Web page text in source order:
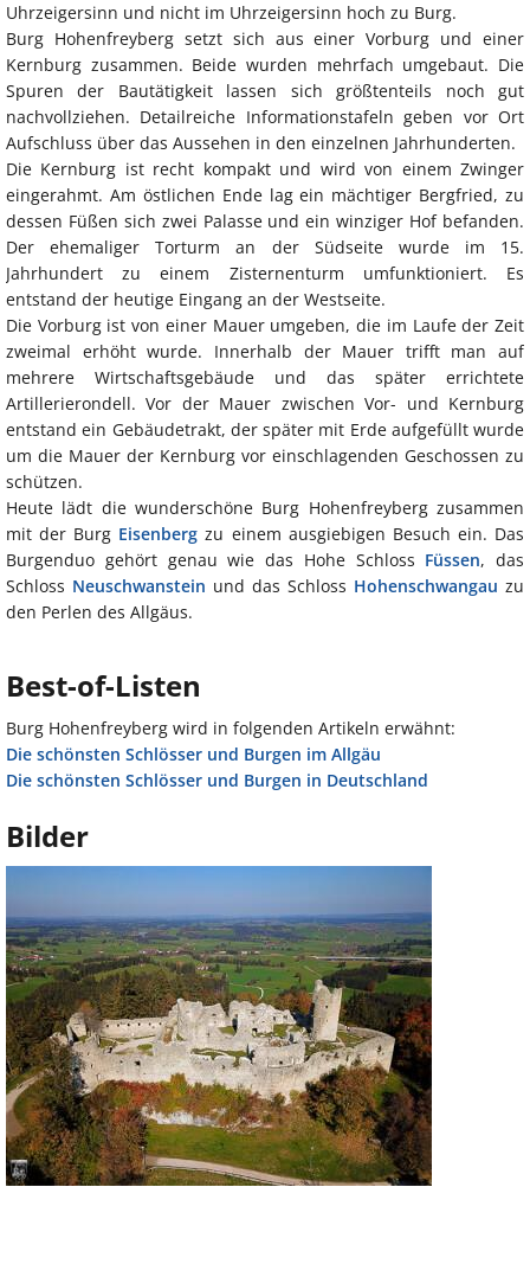
Uhrzeigersinn und nicht im Uhrzeigersinn hoch zu Burg.
Burg Hohenfreyberg setzt sich aus einer Vorburg und einer
Kernburg zusammen. Beide wurden mehrfach umgebaut. Die
Spuren der Bautätigkeit lassen sich größtenteils noch gut
nachvollziehen. Detailreiche Informationstafeln geben vor Ort
Aufschluss über das Aussehen in den einzelnen Jahrhunderten.
Die Kernburg ist recht kompakt und wird von einem Zwinger
eingerahmt. Am östlichen Ende lag ein mächtiger Bergfried, zu
dessen Füßen sich zwei Palasse und ein winziger Hof befanden.
Der ehemaliger Torturm an der Südseite wurde im 15.
Jahrhundert zu einem Zisternenturm umfunktioniert. Es
entstand der heutige Eingang an der Westseite.
Die Vorburg ist von einer Mauer umgeben, die im Laufe der Zeit
zweimal erhöht wurde. Innerhalb der Mauer trifft man auf
mehrere Wirtschaftsgebäude und das später errichtete
Artillerierondell. Vor der Mauer zwischen Vor- und Kernburg
entstand ein Gebäudetrakt, der später mit Erde aufgefüllt wurde
um die Mauer der Kernburg vor einschlagenden Geschossen zu
schützen.
Heute lädt die wunderschöne Burg Hohenfreyberg zusammen
mit der Burg Eisenberg zu einem ausgiebigen Besuch ein. Das
Burgenduo gehört genau wie das Hohe Schloss Füssen, das
Schloss Neuschwanstein und das Schloss Hohenschwangau zu
den Perlen des Allgäus.
Best-of-Listen
Burg Hohenfreyberg wird in folgenden Artikeln erwähnt:
Die schönsten Schlösser und Burgen im Allgäu
Die schönsten Schlösser und Burgen in Deutschland
Bilder